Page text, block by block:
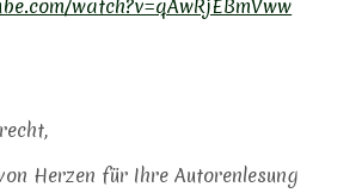
watch?v=qAwRjEBmVww
Herzen für Ihre Autorenlesung